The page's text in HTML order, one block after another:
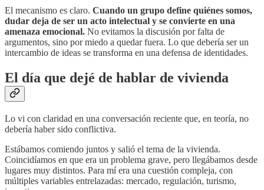
El mecanismo es claro. Cuando un grupo define quiénes somos,
dudar deja de ser un acto intelectual y se convierte en una
amenaza emocional. No evitamos la discusión por falta de
argumentos, sino por miedo a quedar fuera. Lo que debería ser un
intercambio de ideas se transforma en una defensa de identidades.
El día que dejé de hablar de vivienda
Lo vi con claridad en una conversación reciente que, en teoría, no
debería haber sido conflictiva.
Estábamos comiendo juntos y salió el tema de la vivienda.
Coincidíamos en que era un problema grave, pero llegábamos desde
lugares muy distintos. Para mí era una cuestión compleja, con
múltiples variables entrelazadas: mercado, regulación, turismo,